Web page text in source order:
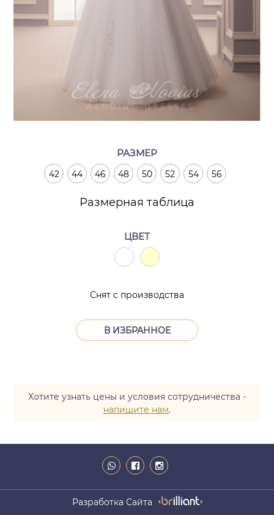
РАЗМЕР
42 44 46 48 50 52 54 56
Размерная таблица
ЦВЕТ
В ИЗБРАННОЕ
Снят с производства
Хотите узнать цены и условия сотрудничества -
напишите нам.
Разработка Сайта